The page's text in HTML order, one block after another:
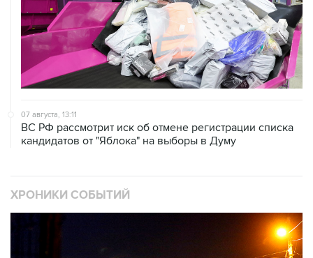
07 августа, 13:11
ВС РФ рассмотрит иск об отмене регистрации списка
кандидатов от "Яблока" на выборы в Думу
ХРОНИКИ СОБЫТИЙ